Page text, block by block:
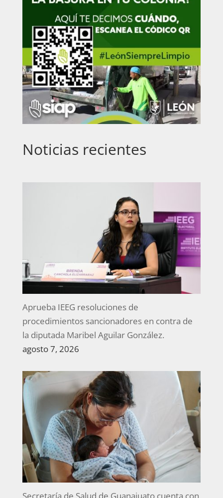
Noticias recientes
Aprueba IEEG resoluciones de
procedimientos sancionadores en contra de
la diputada Maribel Aguilar González.
agosto 7, 2026
Secretaría de Salud de Guanajuato cuenta con